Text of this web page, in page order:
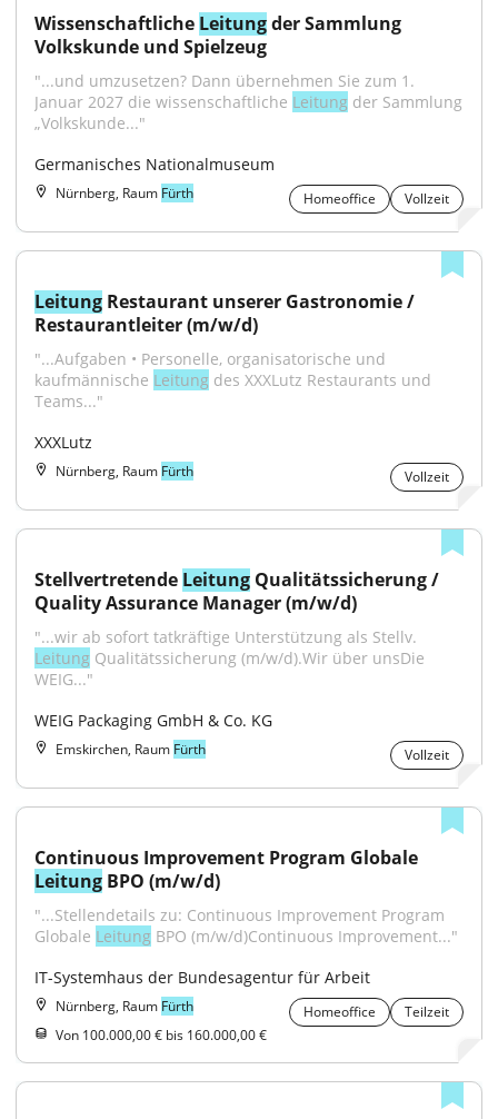
Wissenschaftliche Leitung der Sammlung
Volkskunde und Spielzeug
"...und umzusetzen? Dann übernehmen Sie zum 1.
Januar 2027 die wissenschaftliche Leitung der Sammlung
„Volkskunde..."
Germanisches Nationalmuseum
Nürnberg, Raum Fürth Homeoffice Vollzeit
Leitung Restaurant unserer Gastronomie /
Restaurantleiter (m/w/d)
"...Aufgaben • Personelle, organisatorische und
kaufmännische Leitung des XXXLutz Restaurants und
Teams..."
XXXLutz
Nürnberg, Raum Fürth Vollzeit
Stellvertretende Leitung Qualitätssicherung /
Quality Assurance Manager (m/w/d)
Leitung Qualitätssicherung (m/w/d).Wir über unsDie
WEIG..."
WEIG Packaging GmbH & Co. KG
Emskirchen, Raum Fürth Vollzeit
Leitung BPO (m/w/d)
"...Stellendetails zu: Continuous Improvement Program
Globale Leitung BPO (m/w/d)Continuous Improvement..."
IT-Systemhaus der Bundesagentur für Arbeit
Nürnberg, Raum Fürth Homeoffice
Teilzeit
Von 100.000,00 € bis 160.000,00 €